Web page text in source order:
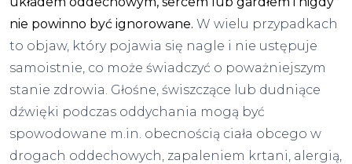
nie powinno być ignorowane. W wielu przypadkach
to objaw, który pojawia się nagle i nie ustępuje
samoistnie, co może świadczyć o poważniejszym
stanie zdrowia. Głośne, świszczące lub dudniące
dźwięki podczas oddychania mogą być
spowodowane m.in . obecnością ciała obcego w
drogach oddechowych, zapaleniem krtani, alergią,